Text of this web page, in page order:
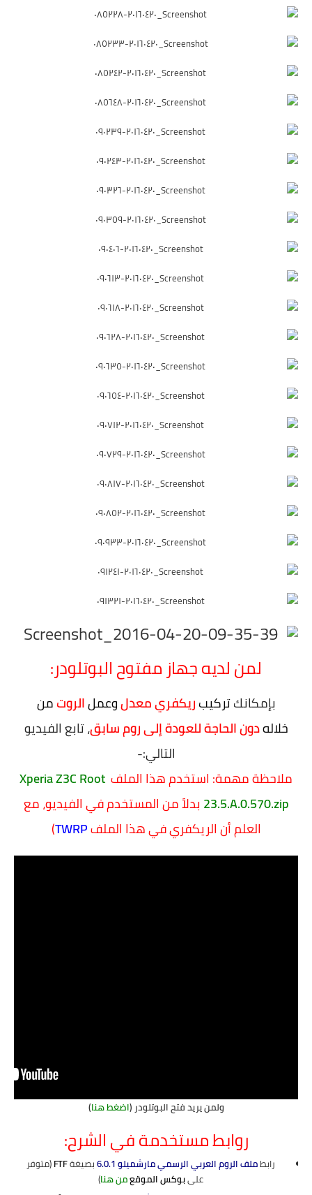
لمن لديه جهاز مفتوح البوتلودر:
بإمكانكتركيبريكفري معدلوعملالروتمن
خلالهدون الحاجة للعودة إلى روم سابق، تابع الفيديو
التالي:-
ملاحظة مهمة: استخدم هذا الملف Xperia Z3C Root
23.5.A.0.570.zip بدلاً من المستخدم في الفيديو، مع
العلم أن الريكفري في هذا الملفTWRP
)
ولمن يريد فتح البوتلودر (اضغط هنا)
روابط مستخدمة في الشرح:
رابطملف الروم العربي الرسمي مارشميلو 6.0.1 بصيغةFTF(متوفر
علىبوكس الموقعمن هنا)